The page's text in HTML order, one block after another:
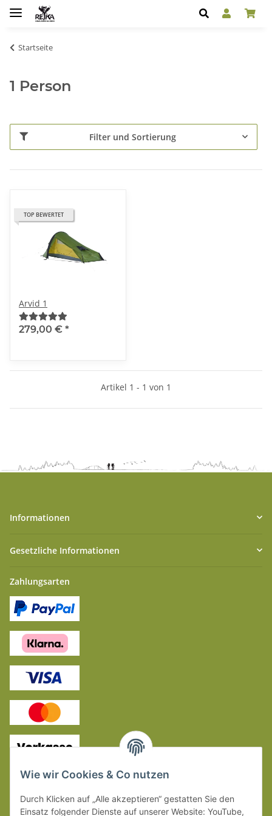
Wie wir Cookies & Co nutzen
Durch Klicken auf „Alle akzeptieren“ gestatten Sie den
Einsatz folgender Dienste auf unserer Website: YouTube,
Startseite
1 Person
Filter und Sortierung
TOP BEWERTET
Arvid 1
279,00 € *
Artikel 1 - 1 von 1
Informationen
Gesetzliche Informationen
Zahlungsarten
Kontakt
Skandinavier GmbH & Co .KG
Carl-Burger-Straße 2